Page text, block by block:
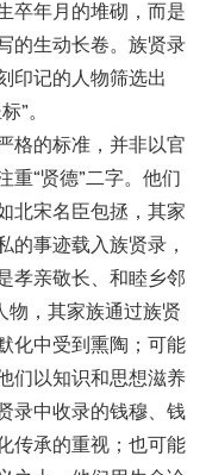
卒年月的堆砌，而是
的生动长卷。族贤录
印记的人物筛选出
”。
格的标准，并非以官
重“贤德”二字。他们
北宋名臣包拯，其家
的事迹载入族贤录，
孝亲敬长、和睦乡邻
物，其家族通过族贤
化中受到熏陶；可能
们以知识和思想滋养
录中收录的钱穆、钱
传承的重视；也可能